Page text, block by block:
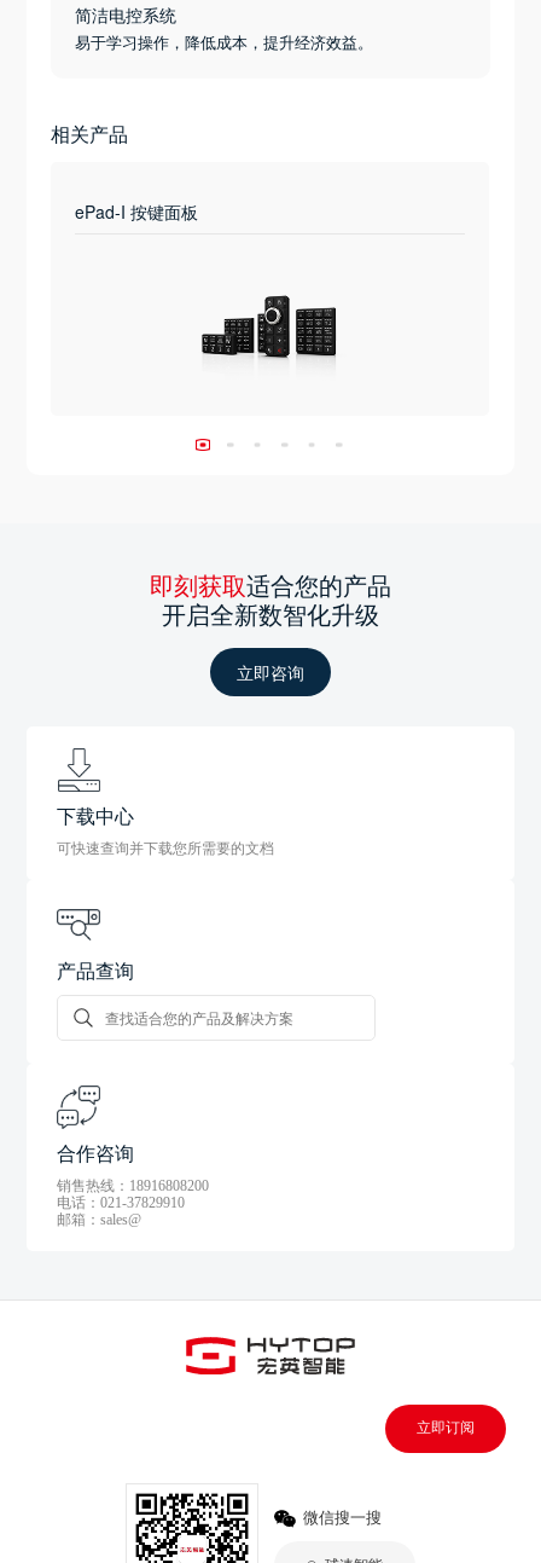
简洁电控系统
易于学习操作，降低成本，提升经济效益。
相关产品
ePad-I 按键面板
即刻获取适合您的产品
开启全新数智化升级
立即咨询
下载中心
可快速查询并下载您所需要的文档
产品查询
合作咨询
销售热线：18916808200
电话：021-37829910
邮箱：sales@
立即订阅
微信搜一搜